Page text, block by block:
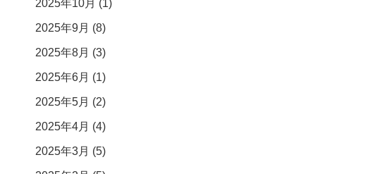
2025年10月 (1)
2025年9月 (8)
2025年8月 (3)
2025年6月 (1)
2025年5月 (2)
2025年4月 (4)
2025年3月 (5)